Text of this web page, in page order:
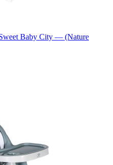
Baby City — (Nature